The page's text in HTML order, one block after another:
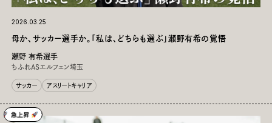
2026.03.25
母か、サッカー選手か。「私は、どちらも選ぶ」瀬野有希の覚悟
瀬野 有希選手
ちふれASエルフェン埼玉
サッカー アスリートキャリア